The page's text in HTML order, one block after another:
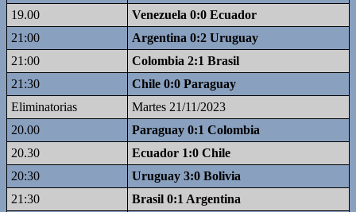
19.00
Venezuela 0:0 Ecuador
21:00
Argentina 0:2 Uruguay
21:00
Colombia 2:1 Brasil
21:30
Chile 0:0 Paraguay
Eliminatorias
Martes 21/11/2023
20.00
Paraguay 0:1 Colombia
20.30
Ecuador 1:0 Chile
20:30
Uruguay 3:0 Bolivia
21:30
Brasil 0:1 Argentina